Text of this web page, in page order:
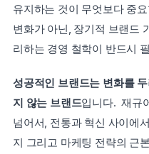
유지하는 것이 무엇보다 중
변화가 아닌, 장기적 브랜드
리하는 경영 철학이 반드시
성공적인 브랜드는 변화를
지 않는 브랜드입니다.  재규
넘어서, 전통과 혁신 사이에
지 그리고 마케팅 전략의 근